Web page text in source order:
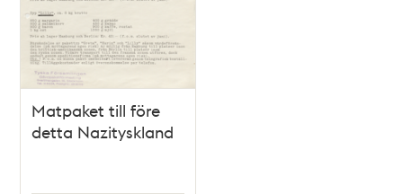
Matpaket till före
detta Nazityskland